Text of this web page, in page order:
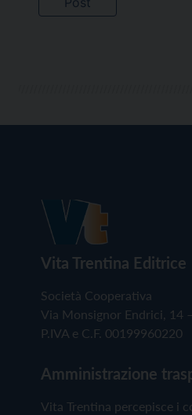
Vita Trentina Editrice
Società Cooperativa
Via Monsignor Endrici, 14
P.IVA e C.F. 00199960220
Amministrazione
Vita Trentina percepisce i